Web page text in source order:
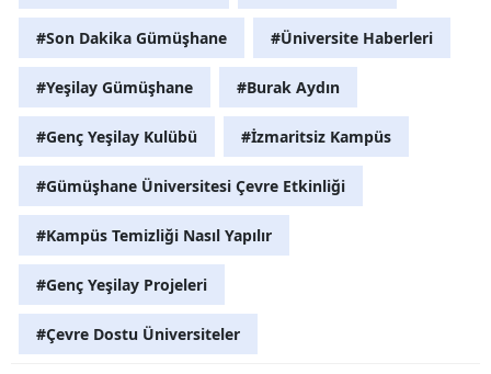
#Son Dakika Gümüşhane #Üniversite Haberleri
#Yeşilay Gümüşhane #Burak Aydın
#Genç Yeşilay Kulübü #İzmaritsiz Kampüs
#Gümüşhane Üniversitesi Çevre Etkinliği
#Kampüs Temizliği Nasıl Yapılır
#Genç Yeşilay Projeleri
#Çevre Dostu Üniversiteler